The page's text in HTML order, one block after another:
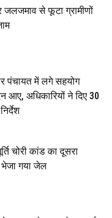
के साथ बोलेरो ज़ब्त, दो
दुकानों का एसडीपीओ और
2026
की भाई की हत्या, शव
2026
के, मीडिया संवाद में
जलजमाव से फूटा ग्रामीणों
पंचायत में लगे सहयोग
आए, अधिकारियों ने दिए 30
चोरी कांड का दूसरा
भेजा गया जेल